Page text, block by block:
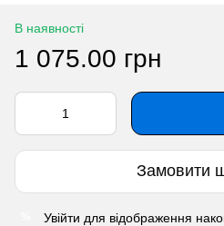
В наявності
1 075.00 грн
Замовити
Увійти для відображення